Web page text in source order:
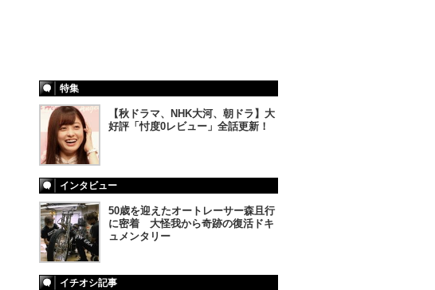
特集
【秋ドラマ、NHK大河、朝ドラ】大
好評「忖度0レビュー」全話更新！
インタビュー
50歳を迎えたオートレーサー森且行
に密着 大怪我から奇跡の復活ドキ
ュメンタリー
イチオシ記事